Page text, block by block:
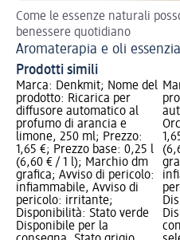
Come le essenze naturali
benessere quotidiano
Aromaterapia e oli
Prodotti simili
Marca: Denkmit; Nome del
prodotto: Ricarica per
diffusore automatico al
profumo di arancia e
limone, 250 ml; Prezzo:
1,65 €; Prezzo base: 0,25 l
(6,60 € / 1 l); Marchio dm
grafica; Avviso di pericolo:
infiammabile, Avviso di
pericolo: irritante;
Disponibilità: Stato verde
Disponibile per la